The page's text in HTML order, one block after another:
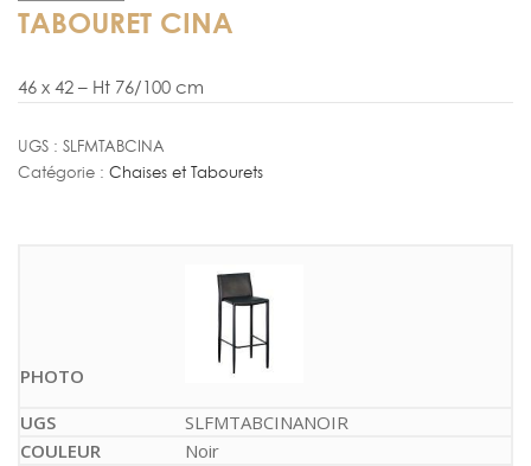
TABOURET CINA
46 x 42 – Ht 76/100 cm
UGS : SLFMTABCINA
Catégorie : Chaises et Tabourets
SLFMTABCINANOIR
Noir